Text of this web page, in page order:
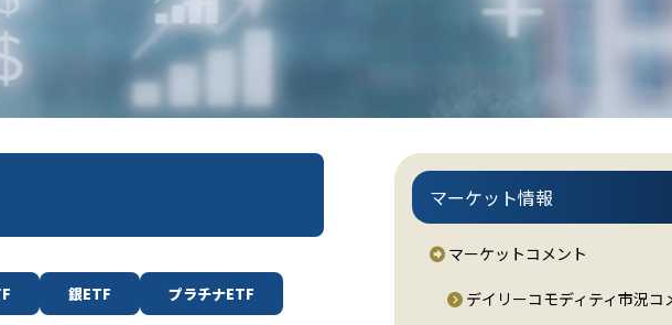
銀ETF プラチナETF
マーケット情報
マーケットコメント
デイリーコモディティ市況コ